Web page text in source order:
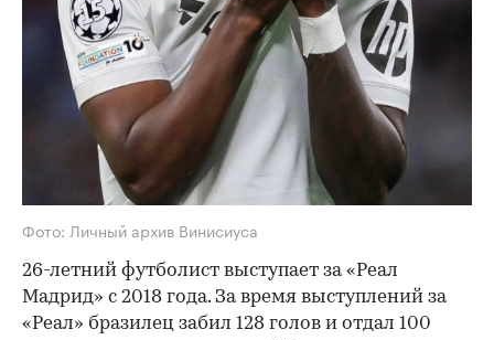
Фото: Личный архив Винисиуса
26-летний футболист выступает за «Реал
Мадрид» с 2018 года. За время выступлений за
«Реал» бразилец забил 128 голов и отдал 100